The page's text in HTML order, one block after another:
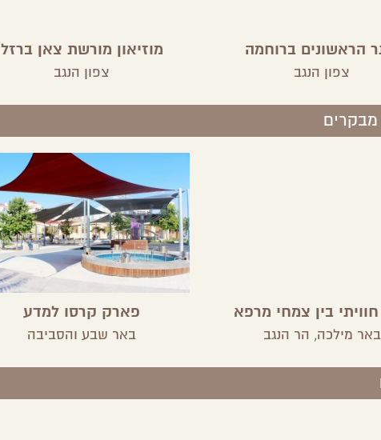
הראשונים ברוחמה
צפון הנגב
מוזיאון מורשת צאן ברזל
צפון הנגב
מבקרים
חוויתי בין צמחי מרפא
באר מילכה, הר הנגב
פארק קרסו למדע
באר שבע והסביבה